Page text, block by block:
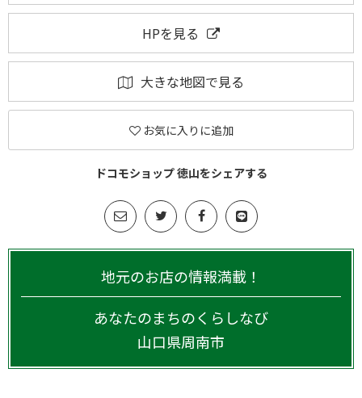
HPを見る
大きな地図で見る
お気に入りに追加
ドコモショップ 徳山をシェアする
地元のお店の情報満載！
あなたのまちのくらしなび
山口県周南市